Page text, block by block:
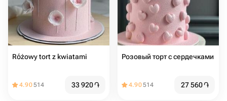
Różowy tort z kwiatami
4.90514 33 920֏
Розовый торт с сердечками
4.90514 27 560֏